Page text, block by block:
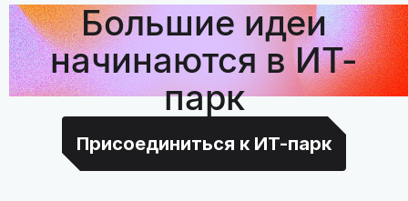
Большие идеи
начинаются в ИТ-
парк
Присоединиться к ИТ-парк